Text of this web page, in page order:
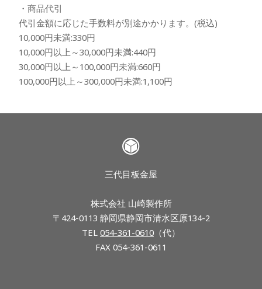
・商品代引
代引金額に応じた手数料が別途かかります。(税込)
10,000円未満:330円
10,000円以上～30,000円未満:440円
30,000円以上～100,000円未満:660円
100,000円以上～300,000円未満:1,100円
三代目板金屋
株式会社 山崎製作所
〒424-0113 静岡県静岡市清水区原134-2
TEL 054-361-0610 （代）
FAX 054-361-0611